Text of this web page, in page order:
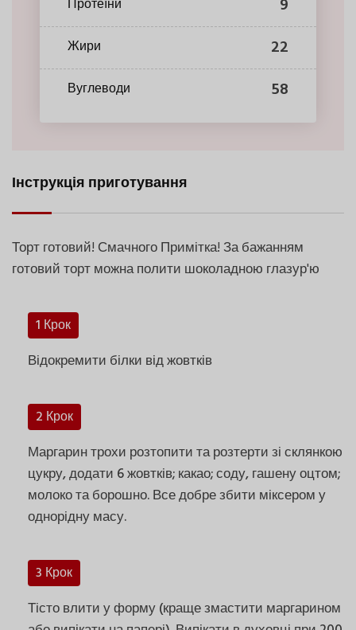
Протеїни 9
Жири 22
Вуглеводи 58
Інструкція приготування
Торт готовий! Смачного Примітка! За бажанням
готовий торт можна полити шоколадною глазур'ю
1 Крок
Відокремити білки від жовтків
2 Крок
Маргарин трохи розтопити та розтерти зі склянкою
цукру, додати 6 жовтків; какао; соду, гашену оцтом;
молоко та борошно. Все добре збити міксером у
однорідну масу.
3 Крок
Тісто влити у форму (краще змастити маргарином